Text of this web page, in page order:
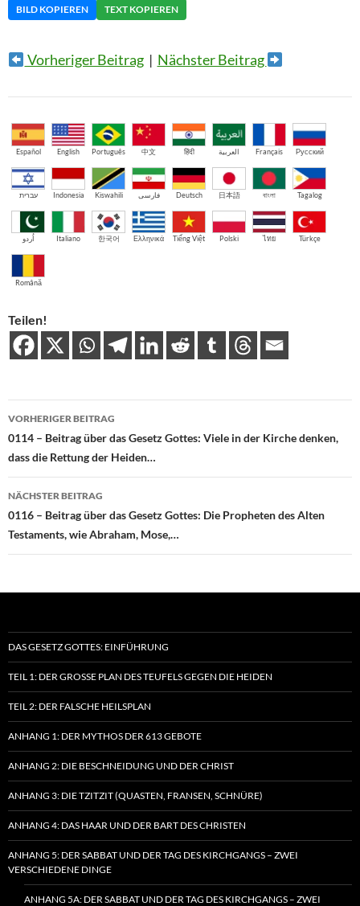
BILD KOPIEREN TEXT KOPIEREN
Vorheriger Beitrag| Nächster Beitrag
Español English Português 中文 हिंदी العربية Français Русский
עברית Indonesia Kiswahili فارسی Deutsch 日本語 বাংলা Tagalog
اُردو Italiano 한국어 Ελληνικά Tiếng Việt Polski ไทย Türkçe
Română
Teilen!
Beitragsnavigation
VORHERIGER BEITRAG
0114 – Beitrag über das Gesetz Gottes: Viele in der Kirche denken,
dass die Rettung der Heiden…
NÄCHSTER BEITRAG
0116 – Beitrag über das Gesetz Gottes: Die Propheten des Alten
Testaments, wie Abraham, Mose,…
DAS GESETZ GOTTES: EINFÜHRUNG
TEIL 1: DER GROSSE PLAN DES TEUFELS GEGEN DIE HEIDEN
TEIL 2: DER FALSCHE HEILSPLAN
ANHANG 1: DER MYTHOS DER 613 GEBOTE
ANHANG 2: DIE BESCHNEIDUNG UND DER CHRIST
ANHANG 3: DIE TZITZIT (QUASTEN, FRANSEN, SCHNÜRE)
ANHANG 4: DAS HAAR UND DER BART DES CHRISTEN
ANHANG 5: DER SABBAT UND DER TAG DES KIRCHGANGS – ZWEI
VERSCHIEDENE DINGE
ANHANG 5A: DER SABBAT UND DER TAG DES KIRCHGANGS – ZWEI